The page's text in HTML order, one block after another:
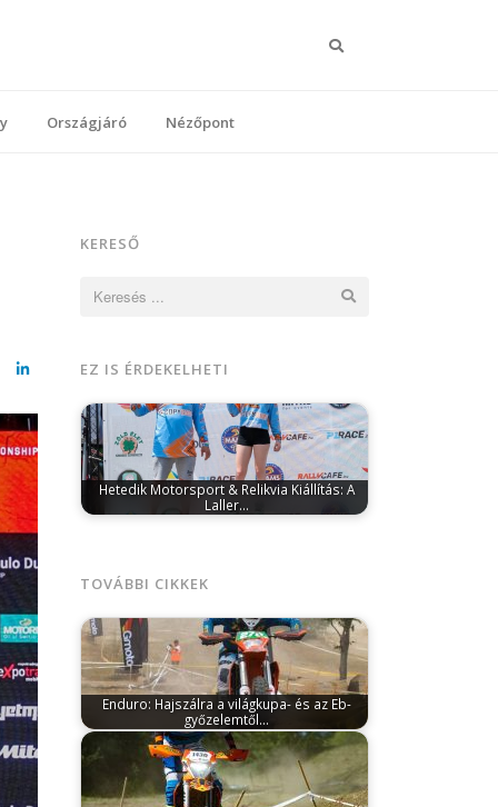
Országjáró Nézőpont
LinkedIn
KERESŐ
EZ IS ÉRDEKELHETI
Hetedik Motorsport & Relikvia Kiállítás: A
Laller…
TOVÁBBI CIKKEK
Enduro: Hajszálra a világkupa- és az Eb-
győzelemtől…
szeptember 30, 2025Liszka Roland
kiemelkedő teljesítményt nyújtott a 2025-
ös EnduroGP of Italy…